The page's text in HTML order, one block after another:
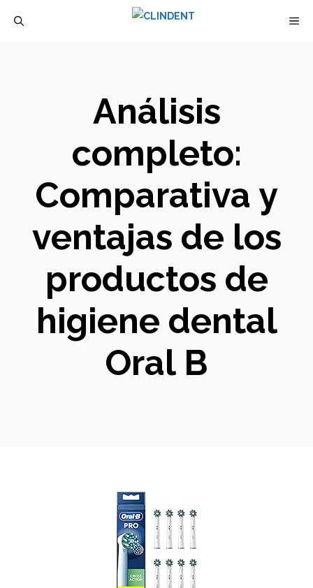
Análisis
completo:
Comparativa y
ventajas de los
productos de
higiene dental
Oral B